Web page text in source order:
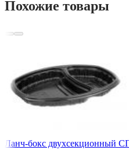
Похожие товары
Ланч-бокс двухсекционный